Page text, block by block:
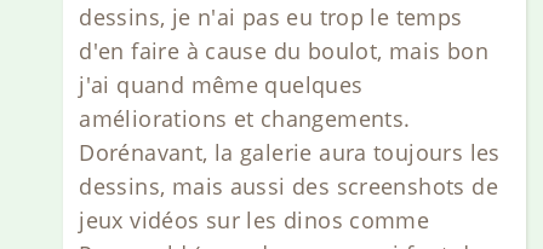
dessins, je n'ai pas eu trop le temps
d'en faire à cause du boulot, mais bon
j'ai quand même quelques
améliorations et changements.
Dorénavant, la galerie aura toujours les
dessins, mais aussi des screenshots de
jeux vidéos sur les dinos comme